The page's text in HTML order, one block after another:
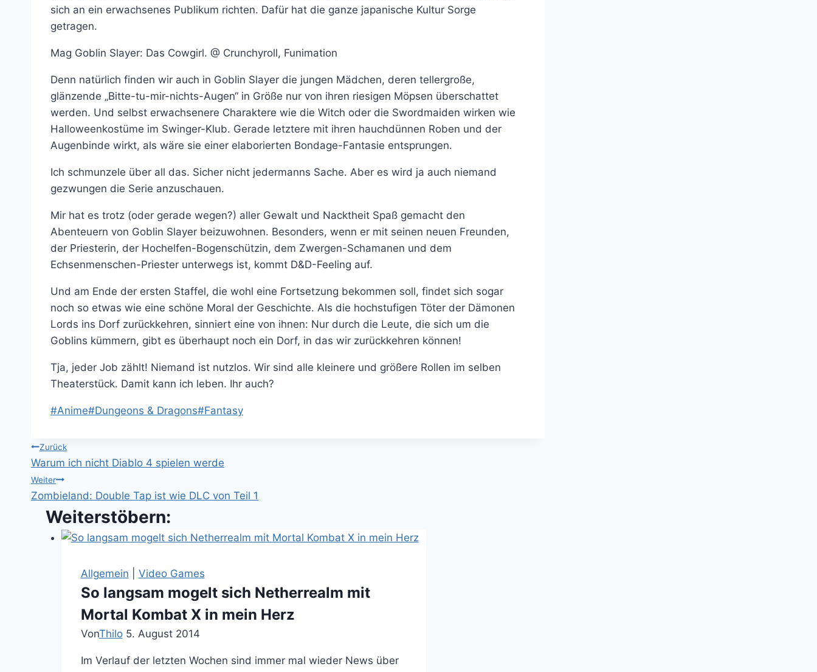
sich an ein erwachsenes Publikum richten. Dafür hat die ganze japanische Kultur Sorge
getragen.
Mag Goblin Slayer: Das Cowgirl. @ Crunchyroll, Funimation
Denn natürlich finden wir auch in Goblin Slayer die jungen Mädchen, deren tellergroße,
glänzende „Bitte-tu-mir-nichts-Augen“ in Größe nur von ihren riesigen Möpsen überschattet
werden. Und selbst erwachsenere Charaktere wie die Witch oder die Swordmaiden wirken wie
Halloweenkostüme im Swinger-Klub. Gerade letztere mit ihren hauchdünnen Roben und der
Augenbinde wirkt, als wäre sie einer elaborierten Bondage-Fantasie entsprungen.
Ich schmunzele über all das. Sicher nicht jedermanns Sache. Aber es wird ja auch niemand
gezwungen die Serie anzuschauen.
Mir hat es trotz (oder gerade wegen?) aller Gewalt und Nacktheit Spaß gemacht den
Abenteuern von Goblin Slayer beizuwohnen. Besonders, wenn er mit seinen neuen Freunden,
der Priesterin, der Hochelfen-Bogenschützin, dem Zwergen-Schamanen und dem
Echsenmenschen-Priester unterwegs ist, kommt D&D-Feeling auf.
Und am Ende der ersten Staffel, die wohl eine Fortsetzung bekommen soll, findet sich sogar
noch so etwas wie eine schöne Moral der Geschichte. Als die hochstufigen Töter der Dämonen
Lords ins Dorf zurückkehren, sinniert eine von ihnen: Nur durch die Leute, die sich um die
Goblins kümmern, gibt es überhaupt noch ein Dorf, in das wir zurückkehren können!
Tja, jeder Job zählt! Niemand ist nutzlos. Wir sind alle kleinere und größere Rollen im selben
Theaterstück. Damit kann ich leben. Ihr auch?
Schlagworte:
#Anime#Dungeons & Dragons#Fantasy
Beitragsnavigation
Zurück
Warum ich nicht Diablo 4 spielen werde
Weiter
Zombieland: Double Tap ist wie DLC von Teil 1
Weiterstöbern:
Allgemein Video Games
So langsam mogelt sich Netherrealm mit
Mortal Kombat X in mein Herz
VonThilo 5. August 2014
Im Verlauf der letzten Wochen sind immer mal wieder News über